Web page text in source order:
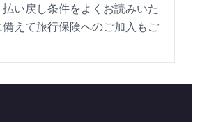
い戻し条件をよくお読みいた
えて旅行保険へのご加入もご